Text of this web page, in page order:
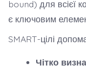
bound) для всієї
є ключовим
SMART-цілі
Чітко